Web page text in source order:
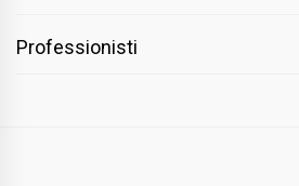
Professionisti